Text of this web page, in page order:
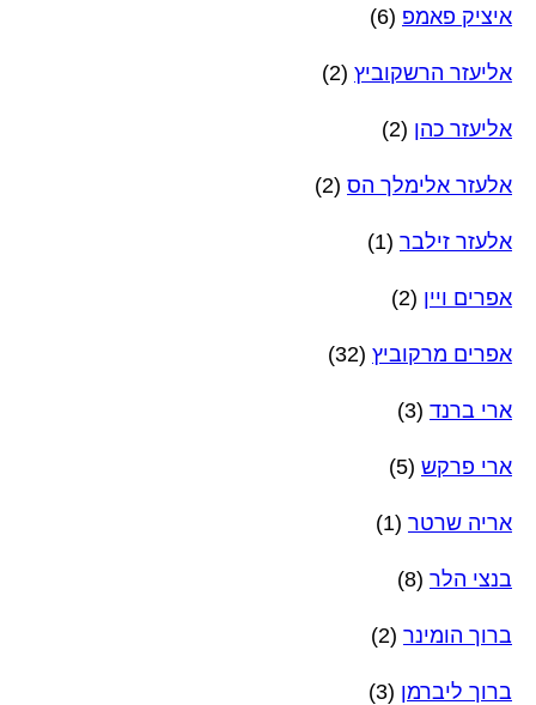
איציק פאמפ (6)
אליעזר הרשקוביץ (2)
אליעזר כהן (2)
אלעזר אלימלך הס (2)
אלעזר זילבר (1)
אפרים ויין (2)
אפרים מרקוביץ (32)
ארי ברנד (3)
ארי פרקש (5)
אריה שרטר (1)
בנצי הלר (8)
ברוך הומינר (2)
ברוך ליברמן (3)